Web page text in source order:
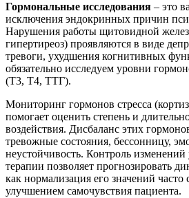
Гормональные исследования – это
исключения эндокринных причин
Нарушения работы щитовидной
гипертиреоз) проявляются в виде
тревоги, ухудшения когнитивных
обязательно исследуем уровни
(Т3, Т4, ТТГ).
Мониторинг гормонов стресса
помогает оценить степень и
воздействия. Дисбаланс этих
тревожные состояния, бессонницу,
неустойчивость. Контроль изменений
терапии позволяет прогнозировать
как нормализация его значений часто
улучшением самочувствия пациента.